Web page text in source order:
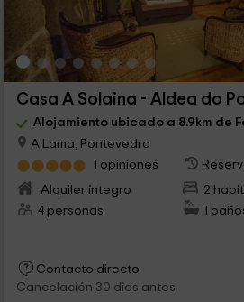
Casa A Solaina - Aldea do
Alojamiento ubicado a 8.9km de
A Lama, Pontevedra
1 opiniones
Alquiler íntegro
2
4 personas
1
Contacto directo
Cancelación 30 días antes